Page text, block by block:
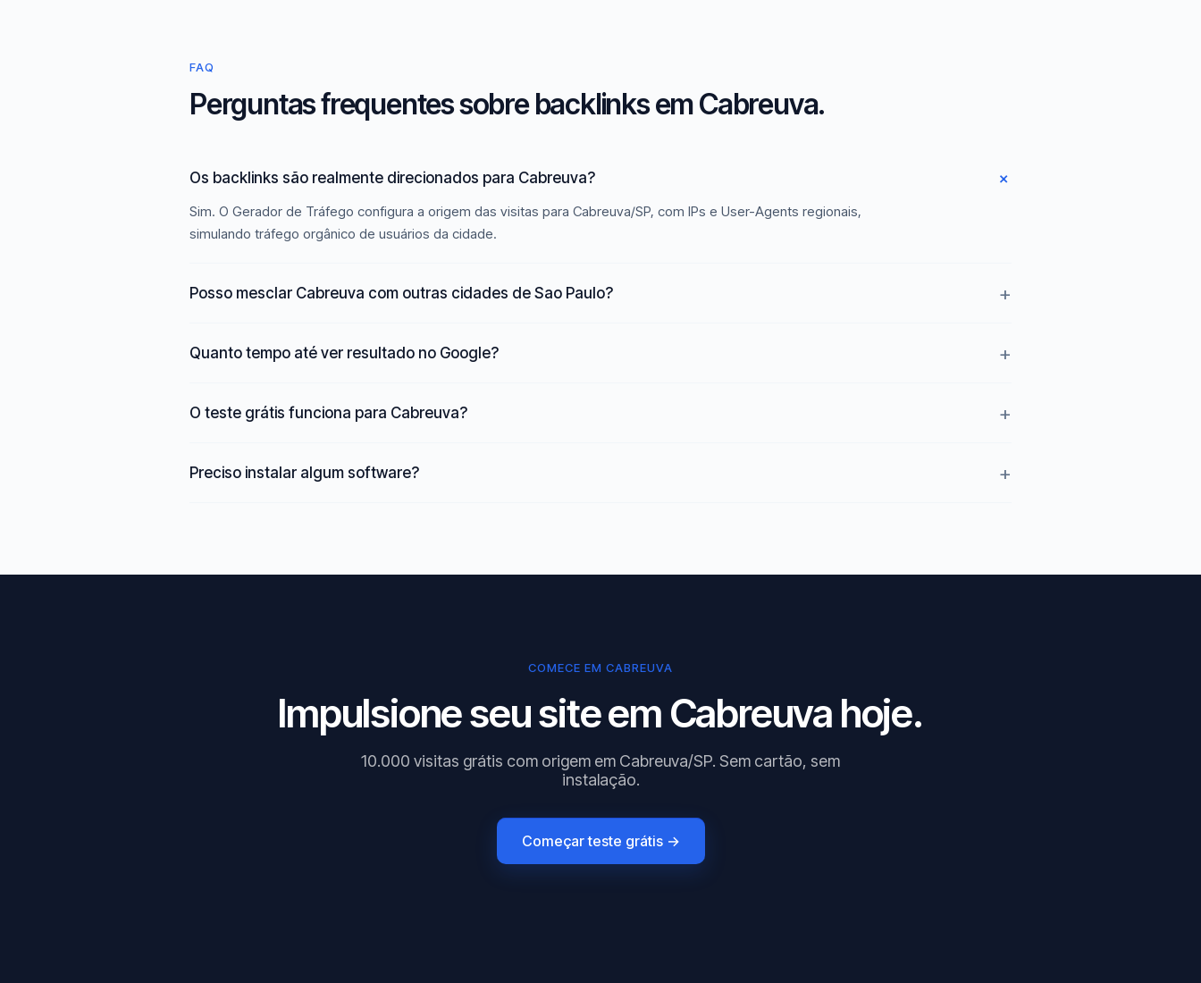
FAQ
Perguntas frequentes sobre backlinks em Cabreuva.
Os backlinks são realmente direcionados para Cabreuva?
Sim. O Gerador de Tráfego configura a origem das visitas para Cabreuva/SP, com IPs e User-Agents regionais,
simulando tráfego orgânico de usuários da cidade.
Posso mesclar Cabreuva com outras cidades de Sao Paulo?
Quanto tempo até ver resultado no Google?
O teste grátis funciona para Cabreuva?
Preciso instalar algum software?
COMECE EM CABREUVA
Impulsione seu site em Cabreuva hoje.
10.000 visitas grátis com origem em Cabreuva/SP. Sem cartão, sem
instalação.
Começar teste grátis →